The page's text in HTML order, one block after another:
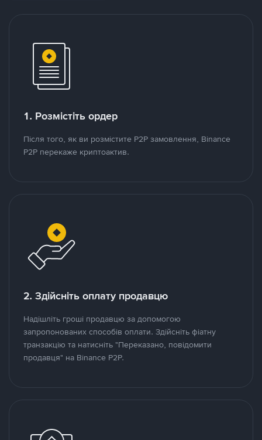
1. Розмістіть ордер
Після того, як ви розмістите P2P замовлення, Binance
P2P перекаже криптоактив.
2. Здійсніть оплату продавцю
Надішліть гроші продавцю за допомогою
запропонованих способів оплати. Здійсніть фіатну
транзакцію та натисніть "Переказано, повідомити
продавця" на Binance P2P.